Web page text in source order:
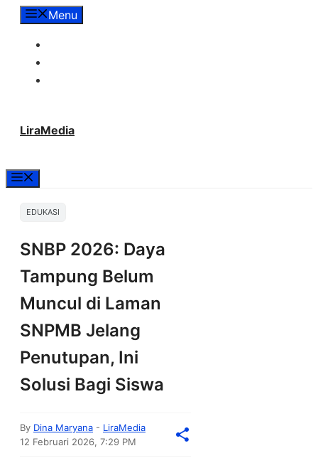
LangsungMenu
LiraMedia
EDUKASI
SNBP 2026: Daya
Tampung Belum
Muncul di Laman
SNPMB Jelang
Penutupan, Ini
Solusi Bagi Siswa
By Dina Maryana - LiraMedia
12 Februari 2026, 7:29 PM